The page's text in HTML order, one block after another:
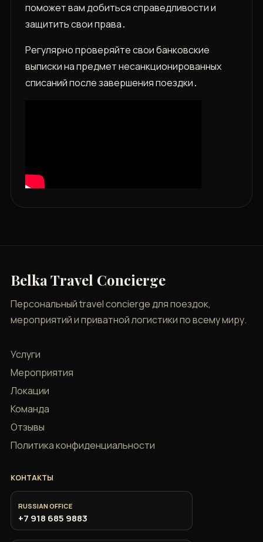
поможет вам добиться справедливости и
защитить свои права․
Регулярно проверяйте свои банковские
выписки на предмет несанкционированных
списаний после завершения поездки․
Belka Travel Concierge
Персональный travel concierge для поездок,
мероприятий и приватной логистики по всему миру.
Услуги
Мероприятия
Локации
Команда
Отзывы
Политика конфиденциальности
КОНТАКТЫ
RUSSIAN OFFICE
+7 918 685 9883